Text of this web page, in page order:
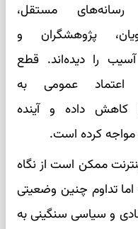
رسانه‌های مستقل،
پژوهشگران و
را دیده‌اند. قطع
اعتماد عمومی به
کاهش داده و آینده
مواجه کرده است.
ممکن است از نگاه
تداوم چنین وضعیتی
و سیاسی سنگینی به